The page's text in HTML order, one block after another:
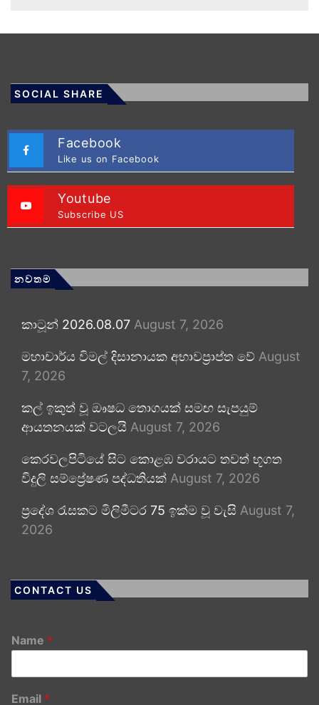
SOCIAL SHARE
Facebook
Like us on Facebook
Youtube
Subscribe US
නවතම
කාටූන් 2026.08.07 August 7, 2026
මහාචාර්ය විමල් දිසානායක අභාවප්‍රාප්ත වේ August
7, 2026
කල් ඉකුත් වූ ඖෂධ තොගයක් සමඟ සැපයුම්
ආයතනයක් වටලයි August 7, 2026
කෙරවලපිටියේ සිට කොළඹ වරායට තවත් භූගත
විදුලි සම්ප්‍රේෂණ පද්ධතියක් August 7, 2026
ප්‍රදේශ රැසකට මිලිමීටර 75 ඉක්ම වූ වැසි August 7,
2026
CONTACT US
Name *
Email *